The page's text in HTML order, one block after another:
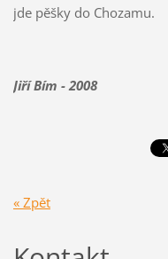
jde pěšky do Chozamu.
Jiří Bím - 2008
« Zpět